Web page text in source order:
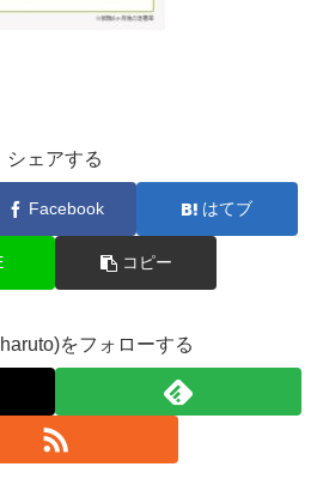
シェアする
Facebook はてブ
コピー
をフォローする